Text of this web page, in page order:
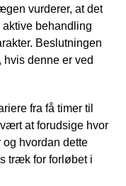
vurderer, at det
behandling
Beslutningen
denne er ved
fra få timer til
at forudsige hvor
hvordan dette
træk for forløbet i